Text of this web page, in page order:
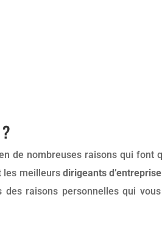
de nombreuses raisons qui font
les meilleursdirigeants
raisons personnelles qui